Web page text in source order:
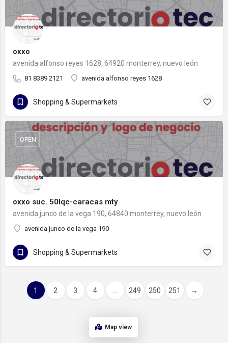
oxxo
avenida alfonso reyes 1628, 64920 monterrey, nuevo león
81 8389 2121 avenida alfonso reyes 1628
Shopping & Supermarkets
oxxo suc. 50lqc-caracas mty
avenida junco de la vega 190, 64840 monterrey, nuevo león
avenida junco de la vega 190
OPEN
Shopping & Supermarkets
1 2 3 4 249 250 251 →
Map view